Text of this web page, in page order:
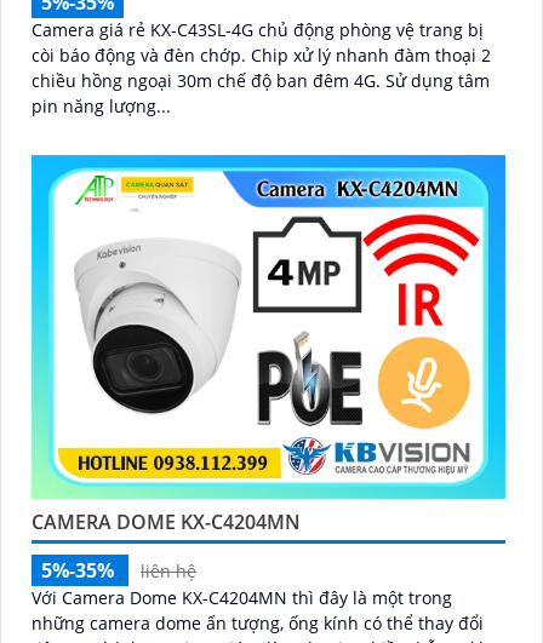
Camera giá rẻ KX-C43SL-4G chủ động phòng vệ trang bị
còi báo động và đèn chớp. Chip xử lý nhanh đàm thoại 2
chiều hồng ngoại 30m chế độ ban đêm 4G. Sử dụng tâm
pin năng lượng...
CAMERA DOME KX-C4204MN
5%-35%
liên hệ
Với Camera Dome KX-C4204MN thì đây là một trong
những camera dome ấn tượng, ống kính có thể thay đổi